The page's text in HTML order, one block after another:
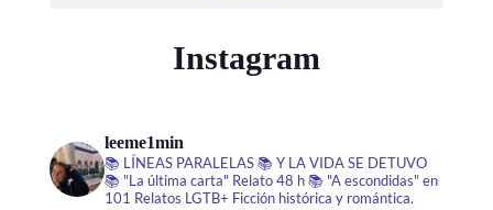
Instagram
leeme1min
📚 LÍNEAS PARALELAS📚 Y LA VIDA SE DETUVO
📚 "La última carta" Relato 48 h📚 "A escondidas" en
101 Relatos LGTB+ Ficción histórica y romántica.